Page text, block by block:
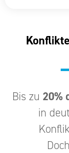
Bis zu 20%
in